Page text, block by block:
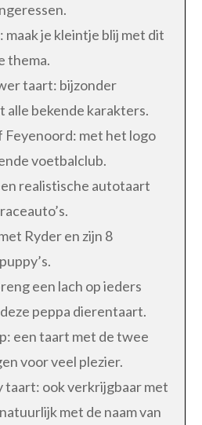
je kleintje blij met dit
thema.
taart: bijzonder
alle bekende karakters.
Feyenoord: met het logo
voetbalclub.
realistische autotaart
Ryder en zijn 8
een lach op ieders
peppa dierentaart.
een taart met de twee
voor veel plezier.
taart: ook verkrijgbaar met
met de naam van